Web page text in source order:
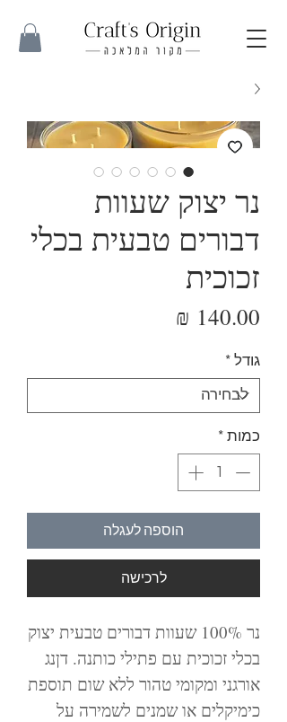
נר יצוק שעוות
דבורים טבעית בכלי
זכוכית
גודל *
כמות *
הוספה לעגלה
לרכישה
נר 100% שעוות דבורים טבעית יצוק
בכלי זכוכית עם פתילי כותנה. דןנג
אורגני ומקומי טהור ללא שום תוספת
כימיקלים או שמנים לשמירה על